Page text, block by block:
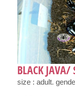
BLACK JAVA/
size : adult.